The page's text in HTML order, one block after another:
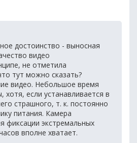
достоинство - выносная
видео
не отметила
тут можно сказать?
видео. Небольшое время
если устанавливается в
страшного, т. к. постоянно
питания. Камера
фиксации экстремальных
вполне хватает.